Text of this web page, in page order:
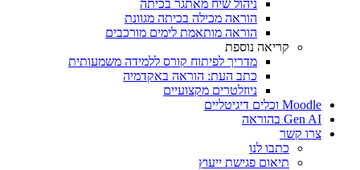
ניהול שיח מאתגר בכיתה
הוראה מכילה בכיתה מגוונת
הוראה מותאמת לימים מורכבים
קריאה נוספת
מדריך לפיתוח קורס ללמידה משמעותית
כתב העת: הוראה באקדמיה
ניוזלטרים מקצועיים
Moodle וכלים דיגיטליים
Gen AI בהוראה
צרו קשר
כתבו לנו
תיאום פגישת ייעוץ